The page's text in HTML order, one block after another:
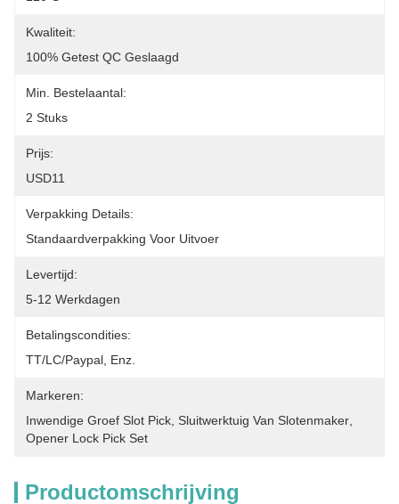
Kwaliteit:
100% Getest QC Geslaagd
Min. Bestelaantal:
2 Stuks
Prijs:
USD11
Verpakking Details:
Standaardverpakking Voor Uitvoer
Levertijd:
5-12 Werkdagen
Betalingscondities:
TT/LC/paypal, Enz.
Markeren:
Inwendige Groef Slot Pick Sluitwerktuig Van Slotenmaker
Opener Lock Pick Set
Productomschrijving